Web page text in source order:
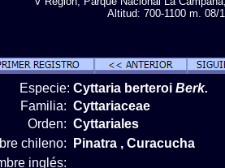
Altitud: 700-1100 m. 08/
Especie: Cyttaria berteroi Berk.
Familia: Cyttariaceae
Orden: Cyttariales
chileno:
Pinatra , Curacucha
inglés: